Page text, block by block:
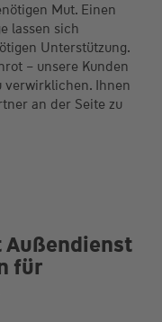
Mut. Einen
lassen sich
Unterstützung.
– unsere Kunden
verwirklichen. Ihnen
an der Seite zu
für